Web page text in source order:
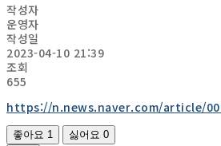
작성자
운영자
작성일
2023-04-10 21:39
조회
655
https://n.news.naver.com/article/
좋아요 1 싫어요 0